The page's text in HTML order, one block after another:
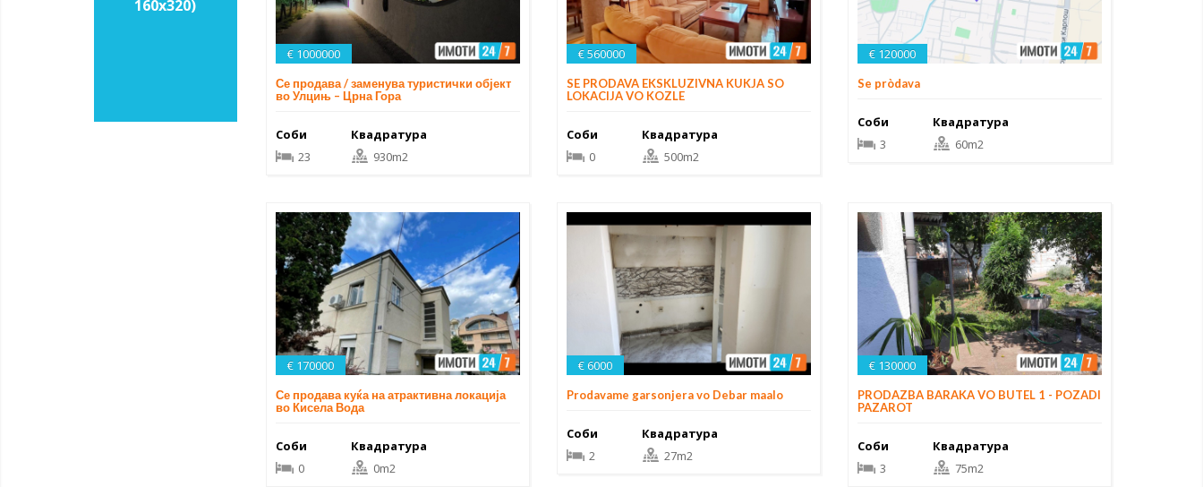
160х320)
€ 1000000
Се продава / заменува туристички објект
во Улцињ – Црна Гора
Соби
23
Квадратура
930m2
€ 560000
SE PRODAVA EKSKLUZIVNA KUKJA SO
LOKACIJA VO KOZLE
Соби
0
Квадратура
500m2
€ 120000
Se pròdava
Соби
3
Квадратура
60m2
€ 170000
Се продава куќа на атрактивна локација
во Кисела Вода
Соби
0
Квадратура
0m2
€ 6000
Prodavame garsonjera vo Debar maalo
Соби
2
Квадратура
27m2
€ 130000
PRODAZBA BARAKA VO BUTEL 1 - POZADI
PAZAROT
Соби
3
Квадратура
75m2